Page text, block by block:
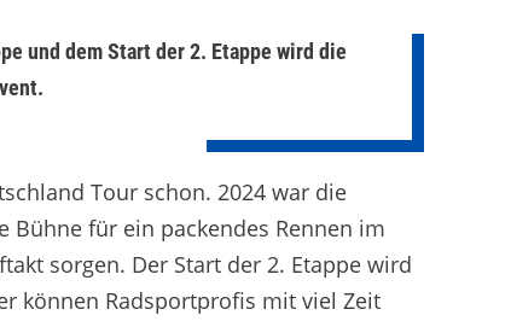
und dem Start der 2. Etappe wird die
Tour schon. 2024 war die
Bühne für ein packendes Rennen im
sorgen. Der Start der 2. Etappe wird
können Radsportprofis mit viel Zeit